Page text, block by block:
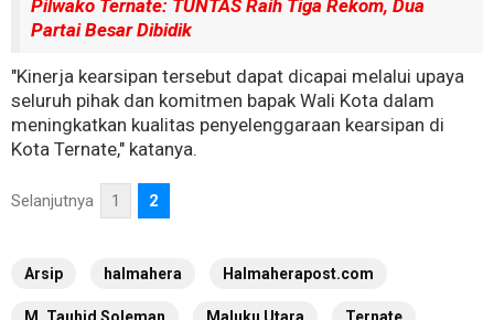
Pilwako Ternate: TUNTAS Raih Tiga Rekom, Dua
Partai Besar Dibidik
"Kinerja kearsipan tersebut dapat dicapai melalui upaya
seluruh pihak dan komitmen bapak Wali Kota dalam
meningkatkan kualitas penyelenggaraan kearsipan di
Kota Ternate," katanya.
Selanjutnya 1 2
Arsip halmahera Halmaherapost.com
M. Tauhid Soleman Maluku Utara Ternate